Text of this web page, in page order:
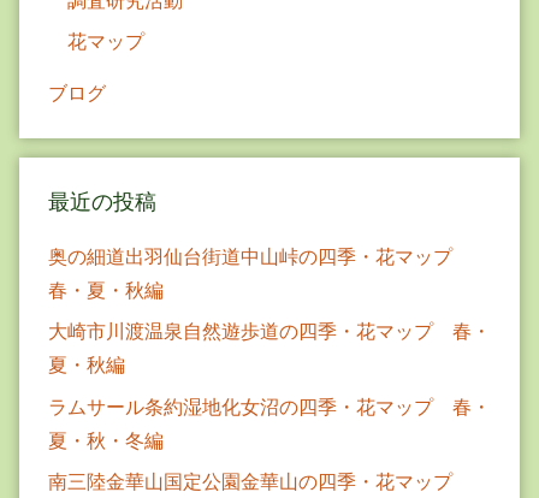
花マップ
ブログ
最近の投稿
奥の細道出羽仙台街道中山峠の四季・花マップ
春・夏・秋編
大崎市川渡温泉自然遊歩道の四季・花マップ 春・
夏・秋編
ラムサール条約湿地化女沼の四季・花マップ 春・
夏・秋・冬編
南三陸金華山国定公園金華山の四季・花マップ